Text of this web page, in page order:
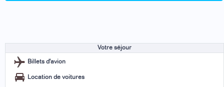
Votre séjour
Billets d'avion
Location de voitures